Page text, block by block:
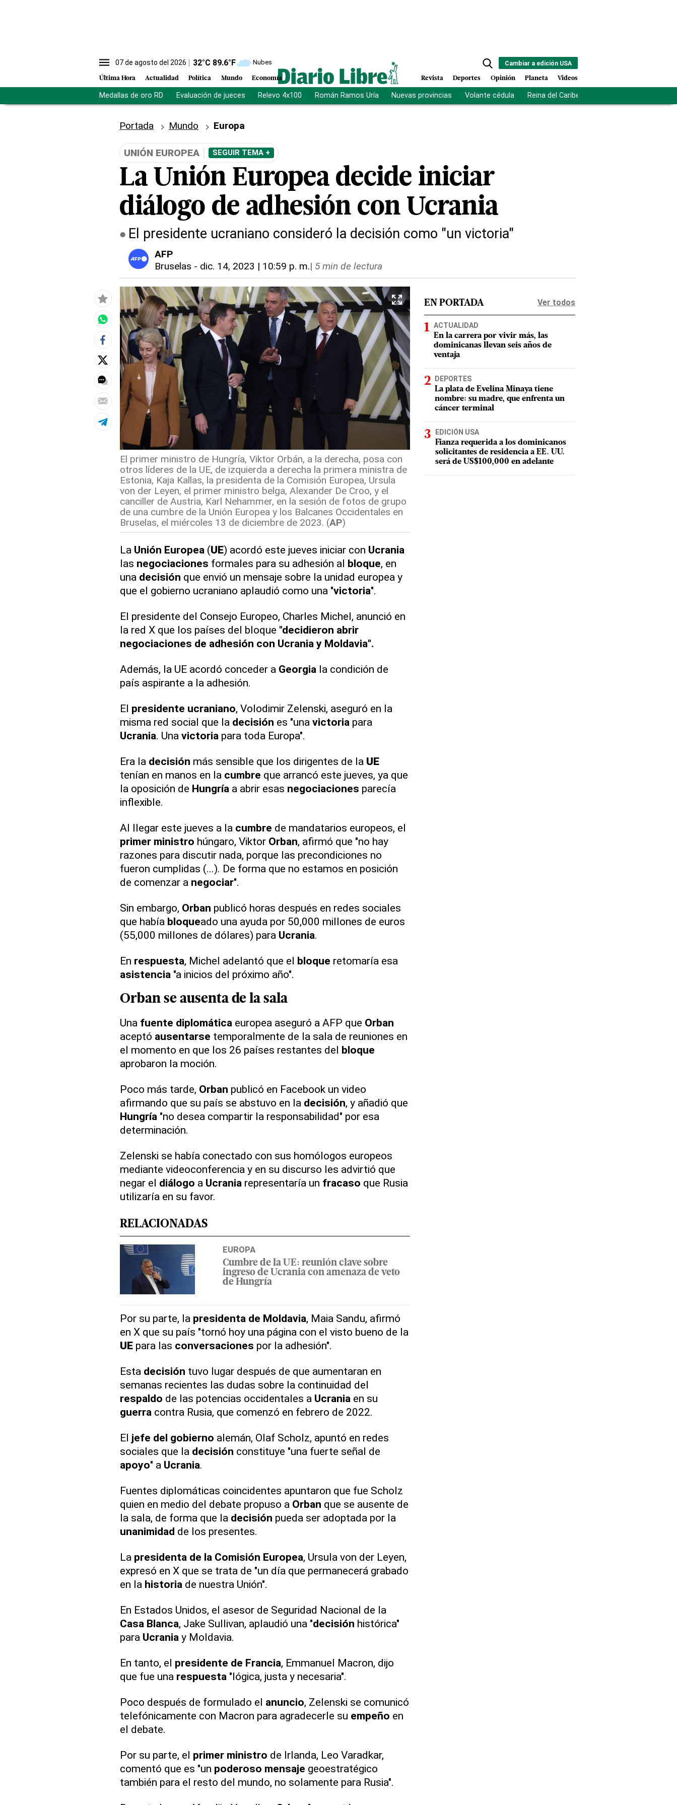
07 de agosto del 2026 32°C 89.6°F Nubes
Última Hora Actualidad Política Mundo Economía
Cambiar a edición USA
Revista Deportes Opinión Planeta Videos
Medallas de oro RD Evaluación de jueces Relevo 4x100 Román Ramos Uría Nuevas provincias Volante cédula Reina del Caribe
Portada Mundo Europa
UNIÓN EUROPEA SEGUIR TEMA +
La Unión Europea decide iniciar
diálogo de adhesión con Ucrania
El presidente ucraniano consideró la decisión como "un victoria"
AFP
Bruselas - dic. 14, 2023 | 10:59 p. m.| 5 min de lectura
El primer ministro de Hungría, Viktor Orbán, a la derecha, posa con
otros líderes de la UE, de izquierda a derecha la primera ministra de
Estonia, Kaja Kallas, la presidenta de la Comisión Europea, Ursula
von der Leyen, el primer ministro belga, Alexander De Croo, y el
canciller de Austria, Karl Nehammer, en la sesión de fotos de grupo
de una cumbre de la Unión Europea y los Balcanes Occidentales en
Bruselas, el miércoles 13 de diciembre de 2023. (AP)
La Unión Europea (UE) acordó este jueves iniciar con Ucrania
las negociaciones formales para su adhesión al bloque, en
una decisión que envió un mensaje sobre la unidad europea y
que el gobierno ucraniano aplaudió como una "victoria".
El presidente del Consejo Europeo, Charles Michel, anunció en
la red X que los países del bloque "decidieron abrir
negociaciones de adhesión con Ucrania y Moldavia".
Además, la UE acordó conceder a Georgia la condición de
país aspirante a la adhesión.
El presidente ucraniano, Volodimir Zelenski, aseguró en la
misma red social que la decisión es "una victoria para
Ucrania. Una victoria para toda Europa".
Era la decisión más sensible que los dirigentes de la UE
tenían en manos en la cumbre que arrancó este jueves, ya que
la oposición de Hungría a abrir esas negociaciones parecía
inflexible.
Al llegar este jueves a la cumbre de mandatarios europeos, el
primer ministro húngaro, Viktor Orban, afirmó que "no hay
razones para discutir nada, porque las precondiciones no
fueron cumplidas (...). De forma que no estamos en posición
de comenzar a negociar".
Sin embargo, Orban publicó horas después en redes sociales
que había bloqueado una ayuda por 50,000 millones de euros
(55,000 millones de dólares) para Ucrania.
En respuesta, Michel adelantó que el bloque retomaría esa
asistencia "a inicios del próximo año".
Orbanse ausenta de la sala
Una fuente diplomática europea aseguró a AFP que Orban
aceptó ausentarse temporalmente de la sala de reuniones en
el momento en que los 26 países restantes del bloque
aprobaron la moción.
Poco más tarde, Orban publicó en Facebook un video
afirmando que su país se abstuvo en la decisión, y añadió que
Hungría "no desea compartir la responsabilidad" por esa
determinación.
Zelenski se había conectado con sus homólogos europeos
mediante videoconferencia y en su discurso les advirtió que
negar el diálogo a Ucrania representaría un fracaso que Rusia
utilizaría en su favor.
RELACIONADAS
EUROPA
Cumbre de la UE: reunión clave sobre
ingreso de Ucrania con amenaza de veto
de Hungría
Por su parte, la presidenta de Moldavia, Maia Sandu, afirmó
en X que su país "tornó hoy una página con el visto bueno de la
UEpara las conversaciones por la adhesión".
Esta decisión tuvo lugar después de que aumentaran en
semanas recientes las dudas sobre la continuidad del
respaldo de las potencias occidentales a Ucraniaen su
guerracontra Rusia, que comenzó en febrero de 2022.
El jefe del gobierno alemán, Olaf Scholz, apuntó en redes
sociales que la decisión constituye "una fuerte señal de
apoyo" a Ucrania.
Fuentes diplomáticas coincidentes apuntaron que fue Scholz
quien en medio del debate propuso a Orban que se ausente de
la sala, de forma que la decisión pueda ser adoptada por la
unanimidad de los presentes.
La presidenta de la Comisión Europea, Ursula von der Leyen,
expresó en X que se trata de "un día que permanecerá grabado
en la historiade nuestra Unión".
En Estados Unidos, el asesor de Seguridad Nacional de la
Casa Blanca, Jake Sullivan, aplaudió una "decisión histórica"
para Ucraniay Moldavia.
En tanto, el presidente de Francia, Emmanuel Macron, dijo
que fue una respuesta"lógica, justa y necesaria".
Poco después de formulado el anuncio, Zelenski se comunicó
telefónicamente con Macron para agradecerle su empeño en
el debate.
Por su parte, el primer ministro de Irlanda, Leo Varadkar,
comentó que es "un poderoso mensaje geoestratégico
también para el resto del mundo, no solamente para Rusia".
EN PORTADA Ver todos
ACTUALIDAD
En la carrera por vivir más, las
dominicanas llevan seis años de
ventaja
DEPORTES
La plata de Evelina Minaya tiene
nombre: su madre, que enfrenta un
cáncer terminal
EDICIÓN USA
Fianza requerida a los dominicanos
solicitantes de residencia a EE. UU.
será de US$100,000 en adelante